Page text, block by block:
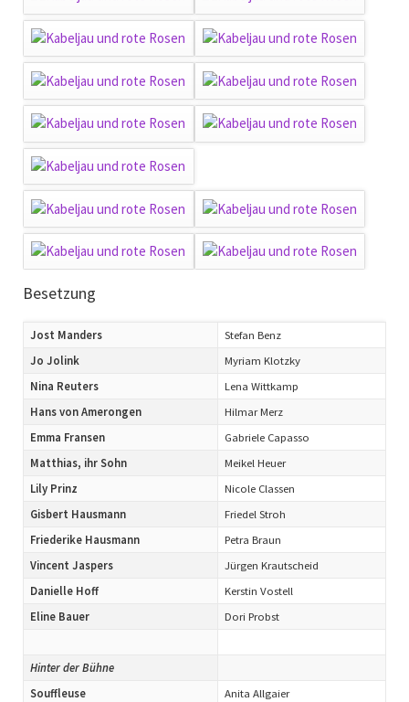
Besetzung
Jost Manders
Stefan Benz
Jo Jolink
Myriam Klotzky
Nina Reuters
Lena Wittkamp
Hans von Amerongen
Hilmar Merz
Emma Fransen
Gabriele Capasso
Matthias, ihr Sohn
Meikel Heuer
Lily Prinz
Nicole Classen
Gisbert Hausmann
Friedel Stroh
Friederike Hausmann
Petra Braun
Vincent Jaspers
Jürgen Krautscheid
Danielle Hoff
Kerstin Vostell
Eline Bauer
Dori Probst
Hinter der Bühne
Souffleuse
Anita Allgaier